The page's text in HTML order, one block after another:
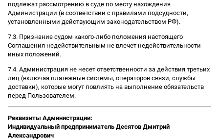
подлежат рассмотрению в суде по месту нахождения
Администрации (в соответствии с правилами подсудности,
установленными действующим законодательством РФ).
7.3. Признание судом какого-либо положения настоящего
Соглашения недействительным не влечет недействительности
иных положений.
7.4. Администрация не несет ответственности за действия третьих
лиц (включая платежные системы, операторов связи, службы
доставки), которые могут повлиять на выполнение обязательств
перед Пользователем.
Реквизиты Администрации:
Индивидуальный предприниматель Десятов Дмитрий
Александрович